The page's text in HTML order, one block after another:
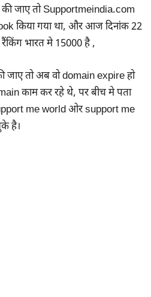
जाए तो Supportmeindia.com
किया गया था, और आज दिनांक 22
भारत मे 15000 है ,
जाए तो अब वो domain expire हो
काम कर रहे थे, पर बीच मे पता
me world ओर support me
है।